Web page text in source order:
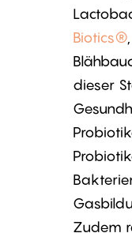
Biotics®
dieser
Zudem